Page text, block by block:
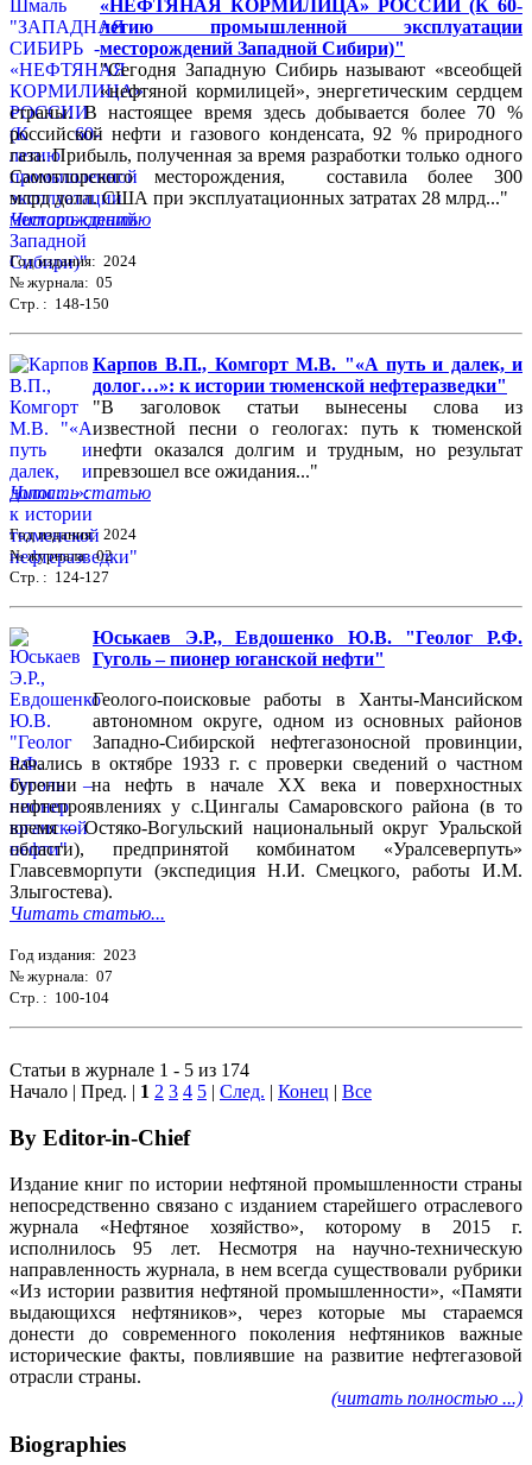
«НЕФТЯНАЯ КОРМИЛИЦА» РОССИИ (К 60-
летию промышленной эксплуатации
месторождений Западной Сибири)"
"Сегодня Западную Сибирь называют «всеобщей
«нефтяной кормилицей», энергетическим сердцем
страны. В настоящее время здесь добывается более 70 %
российской нефти и газового конденсата, 92 % природного
газа. Прибыль, полученная за время разработки только одного
Самотлорского месторождения, составила более 300
млрд долл. США при эксплуатационных затратах 28 млрд..."
Читать статью
Год издания: 2024
№ журнала: 05
Стр. : 148-150
Карпов В.П., Комгорт М.В. "«А путь и далек, и
долог…»: к истории тюменской нефтеразведки"
"В заголовок статьи вынесены слова из
известной песни о геологах: путь к тюменской
нефти оказался долгим и трудным, но результат
превзошел все ожидания..."
Читать статью
Год издания: 2024
№ журнала: 02
Стр. : 124-127
Юськаев Э.Р., Евдошенко Ю.В. "Геолог Р.Ф.
Гуголь – пионер юганской нефти"
Геолого-поисковые работы в Ханты-Мансийском
автономном округе, одном из основных районов
Западно-Сибирской нефтегазоносной провинции,
начались в октябре 1933 г. с проверки сведений о частном
бурении на нефть в начале ХХ века и поверхностных
нефтепроявлениях у с.Цингалы Самаровского района (в то
время – Остяко-Вогульский национальный округ Уральской
области), предпринятой комбинатом «Уралсеверпуть»
Главсевморпути (экспедиция Н.И. Смецкого, работы И.М.
Злыгостева).
Читать статью...
Год издания: 2023
№ журнала: 07
Стр. : 100-104
Статьи в журнале 1 - 5 из 174
Начало | Пред. | 1 2 3 4 5 | След. | Конец | Все
By Editor-in-Chief
Издание книг по истории нефтяной промышленности страны
непосредственно связано с изданием старейшего отраслевого
журнала «Нефтяное хозяйство», которому в 2015 г.
исполнилось 95 лет. Несмотря на научно-техническую
направленность журнала, в нем всегда существовали рубрики
«Из истории развития нефтяной промышленности», «Памяти
выдающихся нефтяников», через которые мы стараемся
донести до современного поколения нефтяников важные
исторические факты, повлиявшие на развитие нефтегазовой
отрасли страны.
(читать полностью ...)
Biographies